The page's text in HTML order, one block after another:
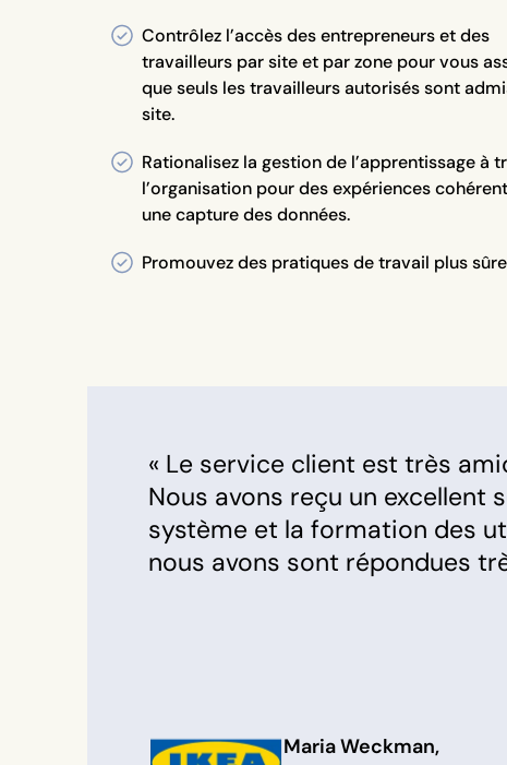
Contrôlez l’accès des entrepreneurs et des
travailleurs par site et par zone pour vous
que seuls les travailleurs autorisés sont
site.
Rationalisez la gestion de l’apprentissage à
l’organisation pour des expériences
une capture des données.
Promouvez des pratiques de travail plus
« Le service client est très
Nous avons reçu un excellent
système et la formation des
nous avons sont répondues
Maria Weckman,